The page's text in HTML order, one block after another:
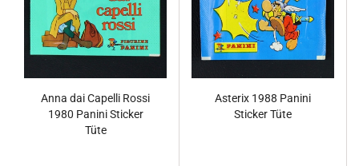
Anna dai Capelli Rossi
1980 Panini Sticker
Tüte
Asterix 1988 Panini
Sticker Tüte